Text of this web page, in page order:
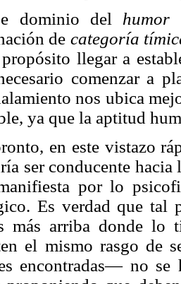
dominio del humor
de categoría
llegar a
comenzar a
nos ubica
ya que la aptitud
en este vistazo
ser conducente
por lo
Es verdad que tal
más arriba donde
el mismo rasgo de
encontradas— no se